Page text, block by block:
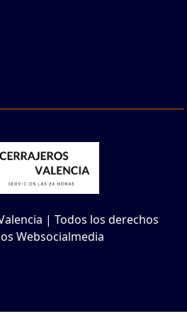
| Todos los derechos
Websocialmedia